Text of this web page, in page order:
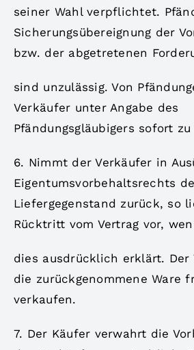
seiner Wahl verpflichtet.
Sicherungsübereignung der
bzw. der abgetretenen
sind unzulässig. Von
Verkäufer unter Angabe des
Pfändungsgläubigers sofort
6. Nimmt der Verkäufer in
Eigentumsvorbehaltsrechts
Liefergegenstand zurück, so
Rücktritt vom Vertrag vor,
dies ausdrücklich erklärt. Der
die zurückgenommene Ware
verkaufen.
7. Der Käufer verwahrt die